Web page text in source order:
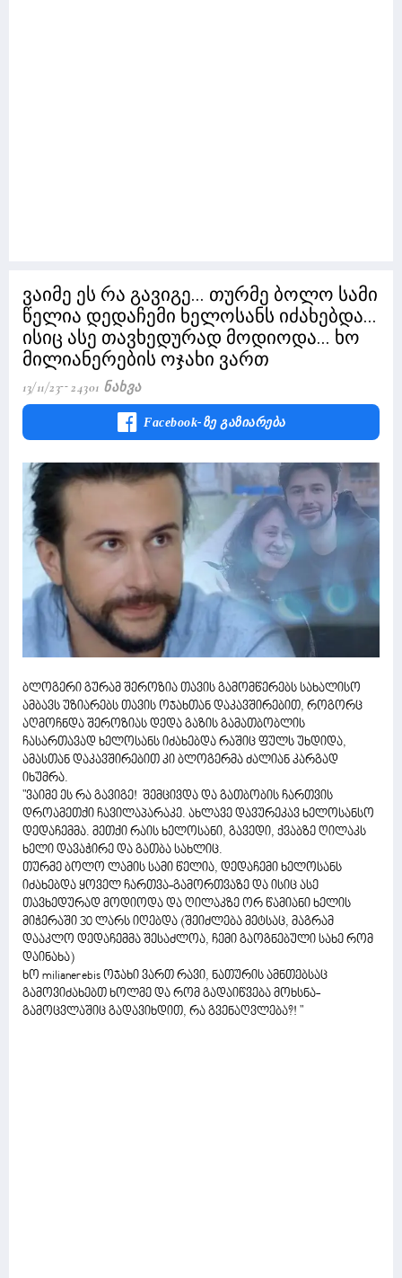
ვაიმე ეს რა გავიგე... თურმე ბოლო სამი
წელია დედაჩემი ხელოსანს იძახებდა...
ისიც ასე თავხედურად მოდიოდა... ხო
მილიანერების ოჯახი ვართ
13/11/23 24301 Ნახვა
Facebook-Ზე Გაზიარება
ბლოგერი გურამ შეროზია თავის გამომწერებს სახალისო
ამბავს უზიარებს თავის ოჯახთან დაკავშირებით, როგორც
აღმოჩნდა შეროზიას დედა გაზის გამათბობლის
ჩასართავად ხელოსანს იძახებდა რაშიც ფულს უხდიდა,
ამასთან დაკავშირებით კი ბლოგერმა ძალიან კარგად
იხუმრა.
"ვაიმე ეს რა გავიგე! შემცივდა და გათბობის ჩართვის
დროამეთქი ჩავილაპარაკე. ახლავე დავურეკავ ხელოსანსო
დედაჩემმა. მეთქი რაის ხელოსანი, გავედი, ქვაბზე ღილაკს
ხელი დავაჭირე და გათბა სახლიც.
თურმე ბოლო ლამის სამი წელია, დედაჩემი ხელოსანს
იძახებდა ყოველ ჩართვა-გამორთვაზე და ისიც ასე
თავხედურად მოდიოდა და ღილაკზე ორ წამიანი ხელის
მიჭერაში 30 ლარს იღებდა (შეიძლება მეტსაც, მაგრამ
დააკლო დედაჩემმა შესაძლოა, ჩემი გაოგნებული სახე რომ
დაინახა)
ხო milianerebis ოჯახი ვართ რავი, ნათურის ამნთებსაც
გამოვიძახებთ ხოლმე და რომ გადაიწვება მოხსნა-
გამოცვლაშიც გადავიხდით, რა გვენაღვლება?! "